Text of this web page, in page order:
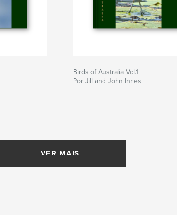
Birds of Australia Vol.1
Por Jill and John Innes
VER MAIS